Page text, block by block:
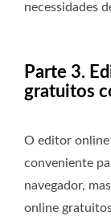
necessidades
Parte 3.
gratuitos
O editor
conveniente
navegador,
online